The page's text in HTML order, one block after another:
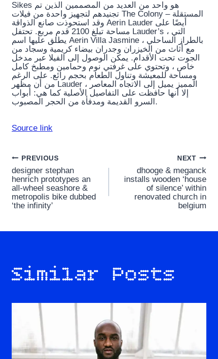
Sikes هو واحد من العديد من المصممين الذين تم
تجنيدهم لتجهيز واحدة من فيلات The Colony المستقلة –
وقد استحوذت صانع الذواقة Aerin Lauder أيضًا على
مساحة تبلغ 2100 قدم مربع. تحتفل Lauder’s ، التي
يطلق عليها اسم Aerin Villa Jasmine ، بالطراز الساحلي
مع أثاث من الخيزران وجدران بيضاء كريمية وسجاد من
الجوت تحت الأقدام. يمكن الوصول إلى الفيلا عبر مدخل
خاص ، وتحتوي على غرفتي نوم وحمامين ومطبخ كامل
ومساحة للمعيشة وتناول الطعام بحجم رائع. على الرغم
من أن مظهر Lauder المميز يميل إلى الاتجاه المعاصر ،
إلا أنها حافظت على التفاصيل الأصلية كما هي: أبواب
السرو القديمة ومدفأة من الحجر المصبوب.
Source link
Post
navigation
PREVIOUS
designer stephan
henrich prototypes an
all-wheel seashore &
metropolis bike dubbed
‘the infinity’
NEXT
dhooge & meganck
installs wooden ‘house
of silence’ within
renovated church in
belgium
Similar Posts